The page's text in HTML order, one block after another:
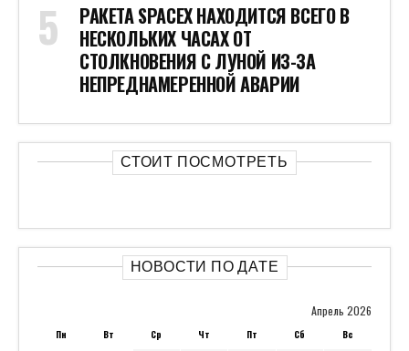
РАКЕТА SPACEX НАХОДИТСЯ ВСЕГО В
НЕСКОЛЬКИХ ЧАСАХ ОТ
СТОЛКНОВЕНИЯ С ЛУНОЙ ИЗ-ЗА
НЕПРЕДНАМЕРЕННОЙ АВАРИИ
СТОИТ ПОСМОТРЕТЬ
НОВОСТИ ПО ДАТЕ
Апрель 2026
Пн Вт Ср Чт Пт Сб Вс